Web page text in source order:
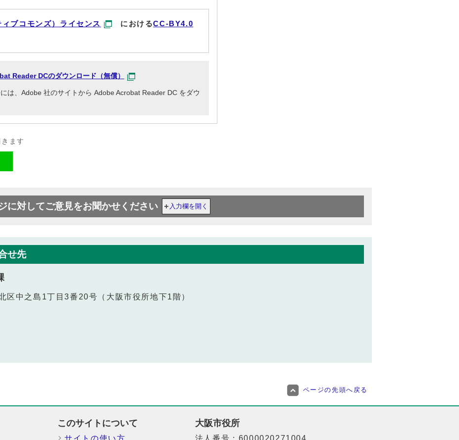
ブコモンズ）ライセンス におけるCC-BY4.0
Reader DCのダウンロード（無償）
は、Adobe 社のサイトから Adobe Acrobat Reader DC をダウ
ます
に対してご意見をお聞かせください 入力欄を開く
せ先
中之島1丁目3番20号（大阪市役所地下1階）
ページの先頭へ戻る
このサイトについて 大阪市役所